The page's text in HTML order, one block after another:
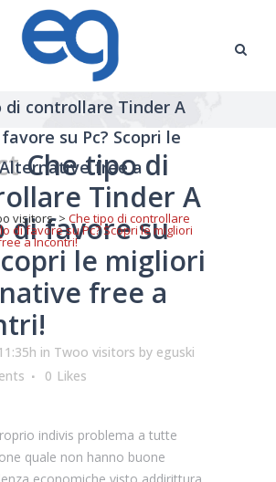
di controllare Tinder A
su Pc? Scopri le
free a
visitors> Che tipo di controllare
di favore su Pc? Scopri le migliori
a Incontri!
Che tipo di
Tinder A
di favore su
le migliori
free a
in Twoo visitors by eguski
0 Likes
indivis problema a tutte
quale non hanno buone